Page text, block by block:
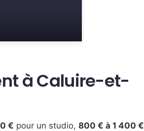
à Caluire-et-
€ pour un studio, 800 € à 1 400 €